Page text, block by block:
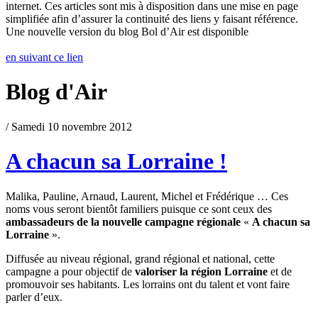
internet. Ces articles sont mis à disposition dans une mise en page
simplifiée afin d’assurer la continuité des liens y faisant référence.
Une nouvelle version du blog Bol d’Air est disponible
en suivant ce lien
Blog d'Air
/ Samedi 10 novembre 2012
A chacun sa Lorraine !
Malika, Pauline, Arnaud, Laurent, Michel et Frédérique … Ces
noms vous seront bientôt familiers puisque ce sont ceux des
ambassadeurs de la nouvelle campagne régionale « A chacun sa
Lorraine ».
Diffusée au niveau régional, grand régional et national, cette
campagne a pour objectif de valoriser la région Lorraine et de
promouvoir ses habitants. Les lorrains ont du talent et vont faire
parler d’eux.